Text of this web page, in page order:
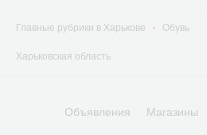
Главные рубрики в Харькове Обувь
Харьковская область
Объявления Магазины